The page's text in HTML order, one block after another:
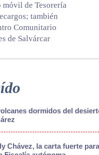
de Tesorería
también
Comunitario
de Salvárcar
dormidos del
Chávez, la carta fuerte